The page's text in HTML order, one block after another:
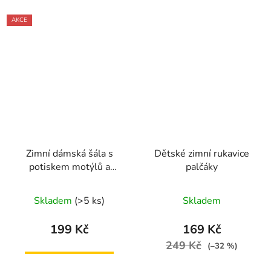
AKCE
Zimní dámská šála s
potiskem motýlů a
Skladem (>5 ks)
199 Kč
Dětské zimní rukavice
palčáky
Skladem
169 Kč
249 Kč (–32 %)